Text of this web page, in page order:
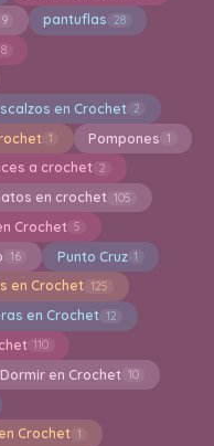
9 pantuflas 28
8
en Crochet 2
1 Pompones 1
a crochet 2
en crochet 105
Crochet 5
16 Punto Cruz 1
en Crochet 125
en Crochet 12
110
en Crochet 10
Crochet 1